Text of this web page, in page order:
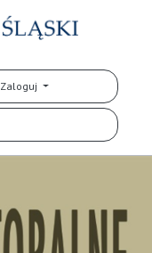
Zaloguj